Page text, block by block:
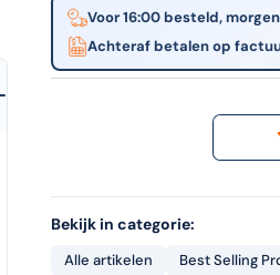
Voor 16:00 besteld,
Achteraf betalen op
Bekijk in categorie:
Alle artikelen Best Selling